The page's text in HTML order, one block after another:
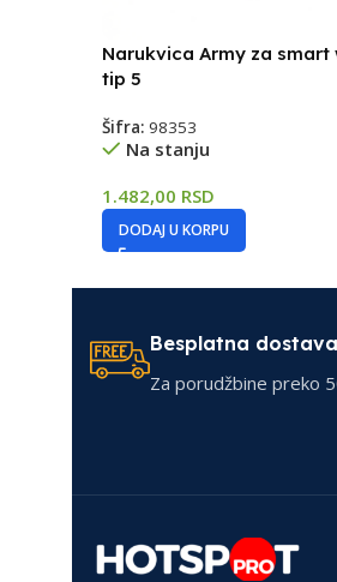
Narukvica Army za smart
tip 5
Šifra: 98353
Na stanju
1.482,00 RSD
DODAJ U KORPU
Besplatna
Za porudžbine preko